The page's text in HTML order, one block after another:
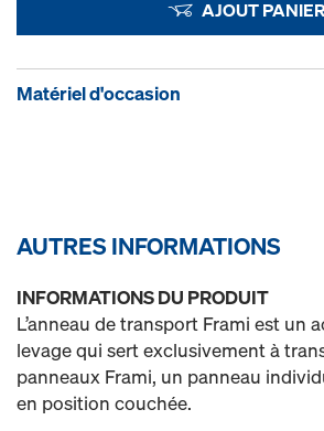
AJOUT PANIER
Matériel d'occasion
AUTRES INFORMATIONS
INFORMATIONS DU PRODUIT
L’anneau de transport Frami est un
levage qui sert exclusivement à
panneaux Frami, un panneau
en position couchée.